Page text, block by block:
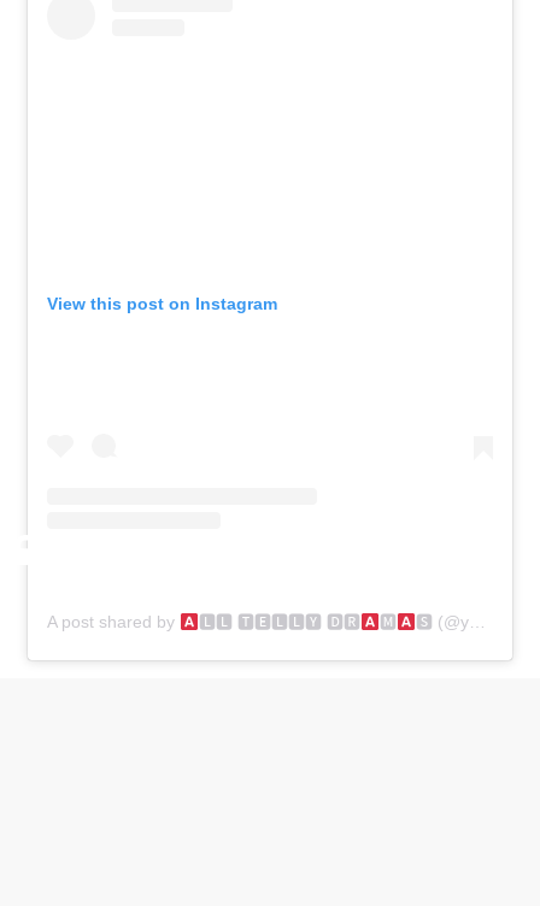
View this post on Instagram
A post shared by 🅻🅻 🆃🅴🅻🅻🆈 🅳🆁 🅼 🆂 (@yehhaichahatein_alltellydramas)